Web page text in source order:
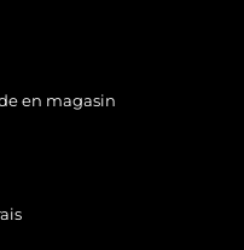
en magasin